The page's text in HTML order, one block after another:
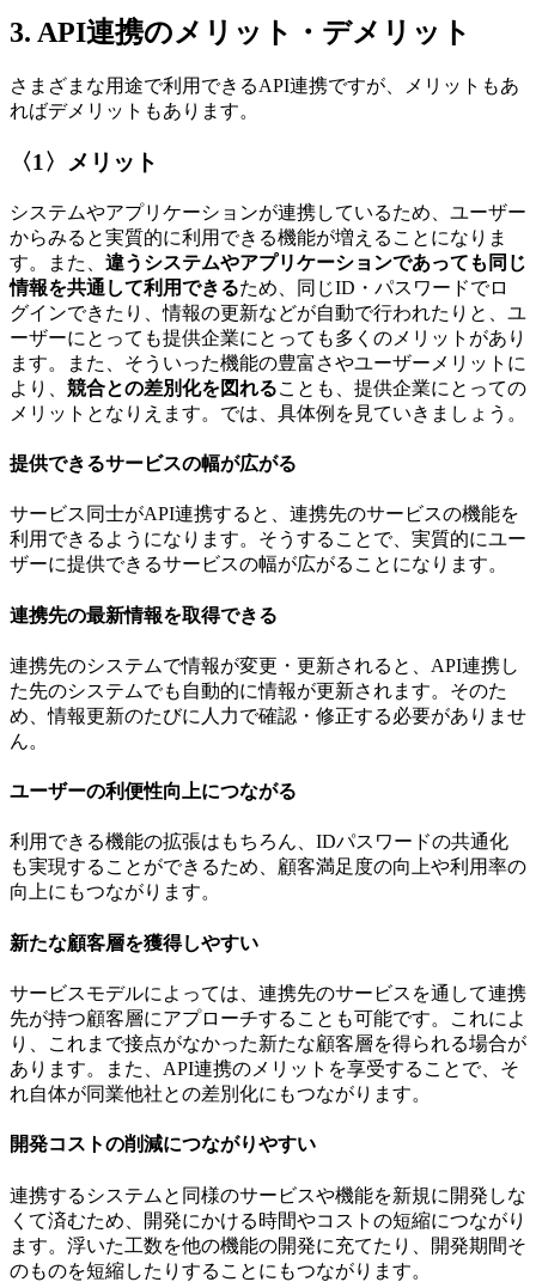
3. API連携のメリット・デメリット
さまざまな用途で利用できるAPI連携ですが、メリットもあ
ればデメリットもあります。
〈1〉メリット
システムやアプリケーションが連携しているため、ユーザー
からみると実質的に利用できる機能が増えることになりま
す。また、 違うシステムやアプリケーションであっても同じ
情報を共通して利用できるため、同じID・パスワードでロ
グインできたり、情報の更新などが自動で行われたりと、ユ
ーザーにとっても提供企業にとっても多くのメリットがあり
ます。また、そういった機能の豊富さやユーザーメリットに
より、 競合との差別化を図れることも、提供企業にとっての
メリットとなりえます。では、具体例を見ていきましょう。
提供できるサービスの幅が広がる
サービス同士がAPI連携すると、連携先のサービスの機能を
利用できるようになります。そうすることで、実質的にユー
ザーに提供できるサービスの幅が広がることになります。
連携先の最新情報を取得できる
連携先のシステムで情報が変更・更新されると、API連携し
た先のシステムでも自動的に情報が更新されます。そのた
め、情報更新のたびに人力で確認・修正する必要がありませ
ん。
ユーザーの利便性向上につながる
利用できる機能の拡張はもちろん、IDパスワードの共通化
も実現することができるため、顧客満足度の向上や利用率の
向上にもつながります。
新たな顧客層を獲得しやすい
サービスモデルによっては、連携先のサービスを通して連携
先が持つ顧客層にアプローチすることも可能です。これによ
り、これまで接点がなかった新たな顧客層を得られる場合が
あります。また、API連携のメリットを享受することで、そ
れ自体が同業他社との差別化にもつながります。
開発コストの削減につながりやすい
連携するシステムと同様のサービスや機能を新規に開発しな
くて済むため、開発にかける時間やコストの短縮につながり
ます。浮いた工数を他の機能の開発に充てたり、開発期間そ
のものを短縮したりすることにもつながります。